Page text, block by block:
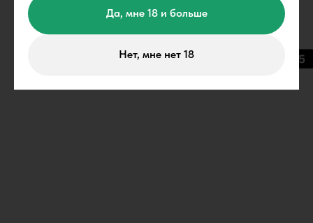
Да, мне 18 и больше
Нет, мне нет 18